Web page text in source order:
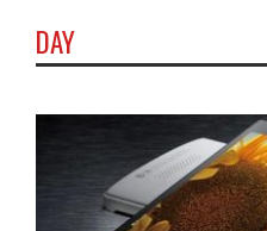
DAY